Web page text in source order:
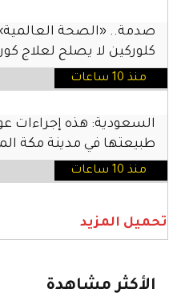
صدمة.. «الصحة
كلوركين لا يصلح لعلاج
منذ 10 ساعات
السعودية: هذه إجراءات
طبيعتها في مدينة مكة
منذ 10 ساعات
تحميل المزيد
الأكثر مشاهدة